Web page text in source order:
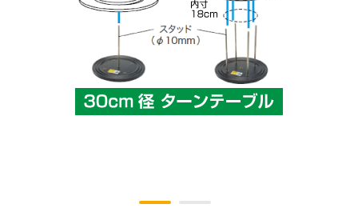
ネットワーク機器
エアコン・換気扇・空調資材
太陽光発電ケーブル・コネクタ・関連資
電源ケーブル／コネクタ／分電盤／ブレ
照明設置工事
太陽光発電工事
ホテル・病院向け